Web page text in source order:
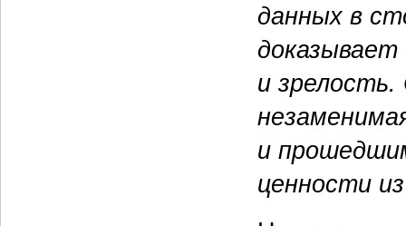
данных в
доказывает
и
и
ценности